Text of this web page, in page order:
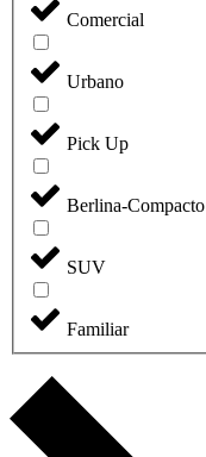
Comercial
Urbano
Pick Up
Berlina-Compacto
SUV
Familiar